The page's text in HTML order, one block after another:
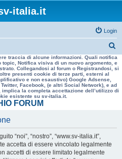
italia.it
Login
e
r
a
traccia di alcune informazioni. Quali notifica
Notifica visiva di un nuovo argomento, e
Collegandosi al forum o Registrandosi, si
presenti cookie di terze parti, esterni al
e non esaustivo) Google Adsense,
Facebook, (e altri Social Network), e ad
la completa accettazione dell’utilizzo di
esistente su sv-italia.it.
FORUM
“noi”, “nostro”, “www.sv-italia.it”,
accetta di essere vincolato legalmente
accetti di essere limitato legalmente